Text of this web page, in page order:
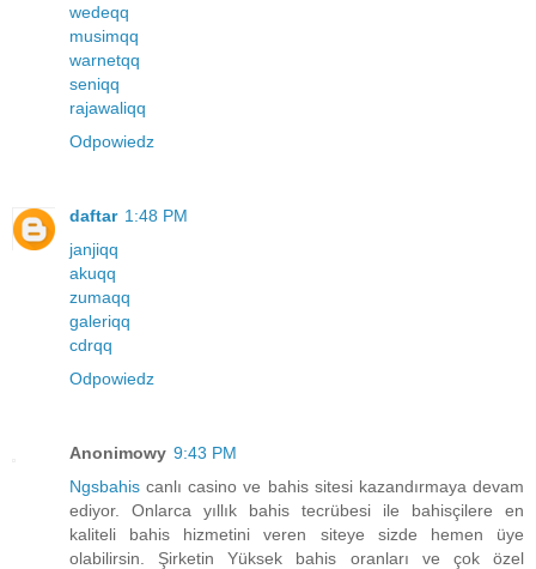
wedeqq
musimqq
warnetqq
seniqq
rajawaliqq
Odpowiedz
daftar 1:48 PM
janjiqq
akuqq
zumaqq
galeriqq
cdrqq
Odpowiedz
Anonimowy 9:43 PM
Ngsbahis canlı casino ve bahis sitesi kazandırmaya devam
ediyor. Onlarca yıllık bahis tecrübesi ile bahisçilere en
kaliteli bahis hizmetini veren siteye sizde hemen üye
olabilirsin. Şirketin Yüksek bahis oranları ve çok özel